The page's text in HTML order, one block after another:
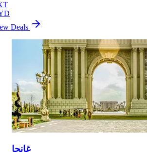
Deals
غانجا